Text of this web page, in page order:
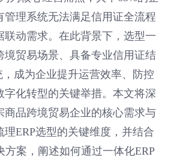
管理系统无法满足信用证全流程
联动需求。在此背景下，选型一
境贸易场景、具备专业信用证结
，成为企业提升运营效率、防控
字化转型的关键举措。本文将深
商品跨境贸易企业的核心需求与
ERP选型的关键维度，并结合
方案，阐述如何通过一体化ERP